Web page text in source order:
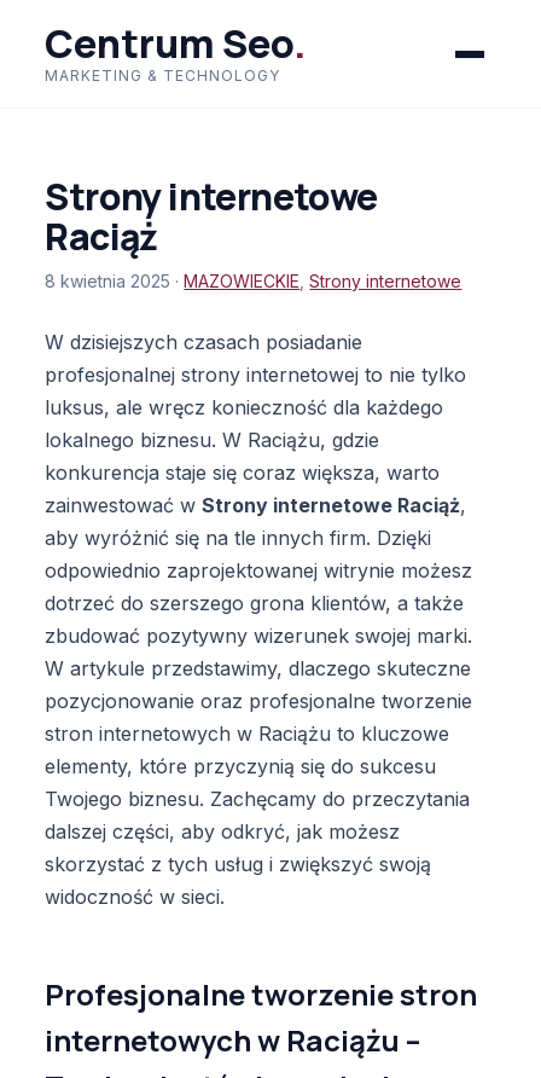
Centrum Seo.
MARKETING & TECHNOLOGY
Strony internetowe
Raciąż
8 kwietnia 2025 ·MAZOWIECKIE ,Strony internetowe
W dzisiejszych czasach posiadanie
profesjonalnej strony internetowej to nie tylko
luksus, ale wręcz konieczność dla każdego
lokalnego biznesu. W Raciążu, gdzie
konkurencja staje się coraz większa, warto
zainwestować wStrony internetowe Raciąż,
aby wyróżnić się na tle innych firm. Dzięki
odpowiednio zaprojektowanej witrynie możesz
dotrzeć do szerszego grona klientów, a także
zbudować pozytywny wizerunek swojej marki.
W artykule przedstawimy, dlaczego skuteczne
pozycjonowanie oraz profesjonalne tworzenie
stron internetowych w Raciążu to kluczowe
elementy, które przyczynią się do sukcesu
Twojego biznesu. Zachęcamy do przeczytania
dalszej części, aby odkryć, jak możesz
skorzystać z tych usług i zwiększyć swoją
widoczność w sieci.
Profesjonalne tworzenie stron
internetowych w Raciążu –